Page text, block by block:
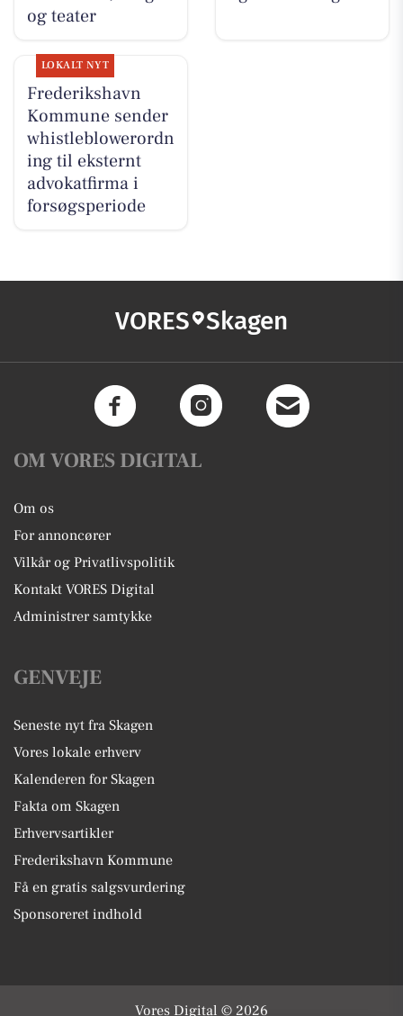
og teater
LOKALT NYT
Frederikshavn
Kommune sender
whistleblowerordn
ing til eksternt
advokatfirma i
forsøgsperiode
VORES Skagen
OM VORES DIGITAL
Om os
For annoncører
Vilkår og Privatlivspolitik
Kontakt VORES Digital
Administrer samtykke
GENVEJE
Seneste nyt fra Skagen
Vores lokale erhverv
Kalenderen for Skagen
Fakta om Skagen
Erhvervsartikler
Frederikshavn Kommune
Få en gratis salgsvurdering
Sponsoreret indhold
Vores Digital © 2026